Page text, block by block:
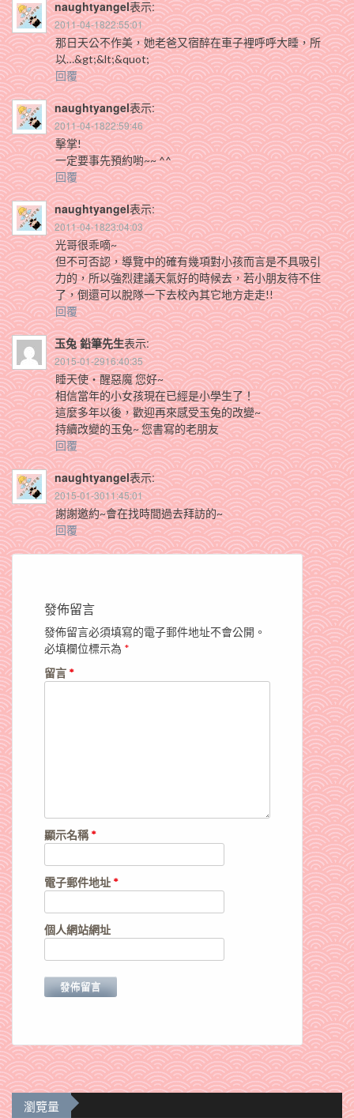
naughtyangel表示:
2011-04-1822:55:01
那日天公不作美，她老爸又宿醉在車子裡呼呼大睡，所
以…&gt;&lt;&quot;
回覆
naughtyangel表示:
2011-04-1822:59:46
擊掌!
一定要事先預約喲~~ ^^
回覆
naughtyangel表示:
2011-04-1823:04:03
光哥很乖嘀~
但不可否認，導覽中的確有幾項對小孩而言是不具吸引
力的，所以強烈建議天氣好的時候去，若小朋友待不住
了，倒還可以脫隊一下去校內其它地方走走!!
回覆
玉兔 鉛筆先生表示:
2015-01-2916:40:35
睡天使‧醒惡魔 您好~
相信當年的小女孩現在已經是小學生了！
這麼多年以後，歡迎再來感受玉兔的改變~
持續改變的玉兔~ 您書寫的老朋友
回覆
naughtyangel表示:
2015-01-3011:45:01
謝謝邀約~會在找時間過去拜訪的~
回覆
發佈留言
發佈留言必須填寫的電子郵件地址不會公開。
必填欄位標示為 *
留言 *
顯示名稱*
電子郵件地址 *
個人網站網址
瀏覽量